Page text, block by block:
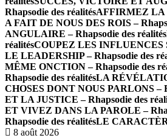
Rhapsodie des réalitésAFFIRMEZ LA
A FAIT DE NOUS DES ROIS –
ANGULAIRE – Rhapsodie des réalités
réalitésCOUPEZ LES INFLUENCES
LE LEADERSHIP – Rhapsodie des
MÊME ONCTION – Rhapsodie des
Rhapsodie des réalitésLA
CHOSES DONT NOUS PARLONS –
ET LA JUSTICE – Rhapsodie des
ET VIVEZ DANS LA PAROLE –
Rhapsodie des réalitésLE
8 août 2026